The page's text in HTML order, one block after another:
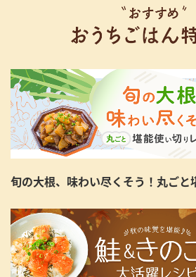
旬の大根、味わい尽くそう！丸ごと